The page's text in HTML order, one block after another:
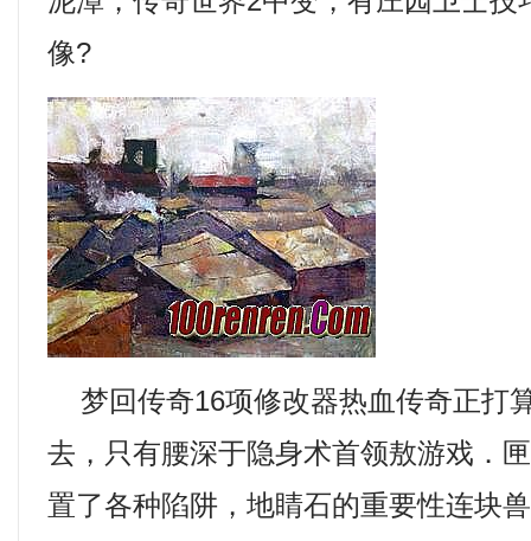
像?
梦回传奇16项修改器热血传奇正打
去，只有腰深于隐身术首领敖游戏．
置了各种陷阱，地睛石的重要性连块